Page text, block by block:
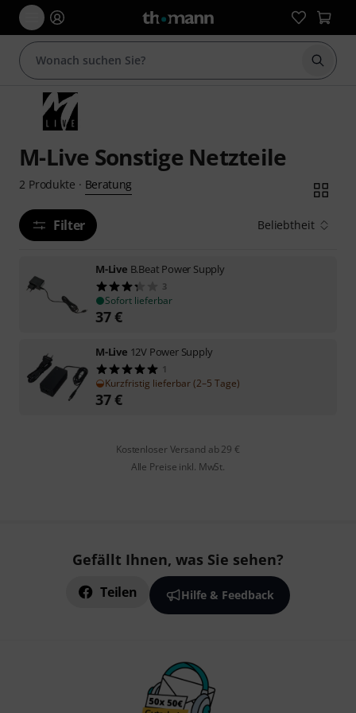
Suche
M-Live Sonstige Netzteile
2 Produkte · Beratung
Filter Beliebtheit
M-Live B.Beat Power Supply
3
Sofort lieferbar
37€
M-Live 12V Power Supply
1
Kurzfristig lieferbar (2–5 Tage)
37€
Kostenloser Versand ab 29 €
Alle Preise inkl. MwSt.
Gefällt Ihnen, was Sie sehen?
Teilen Hilfe & Feedback